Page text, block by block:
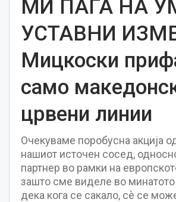
МИ ПАЃА НА
УСТАВНИ
Мицкоски
само
црвени линии
Очекуваме поробусна акција
нашиот источен сосед,
партнер во рамки на
зашто сме виделе во минатото
дека кога се сакало, сè се